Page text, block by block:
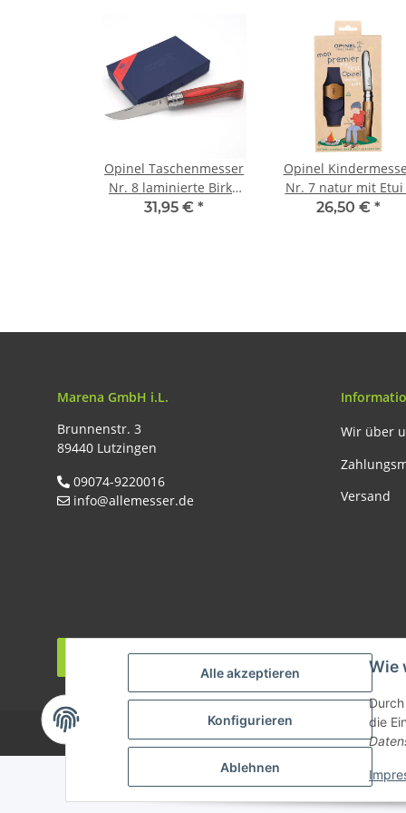
Alle akzeptieren
Konfigurieren
Ablehnen
Wie
die
Opinel Taschenmesser
Nr. 8 laminierte Birke
rot
31,95 € *
Opinel
Nr. 7 natur mit Etui
Taschenmesser-
26,50 € *
Marena GmbH i.L.
Brunnenstr. 3
89440 Lutzingen
09074-9220016
info@allemesser.de
Wir über
Versand
Vertrag widerrufen